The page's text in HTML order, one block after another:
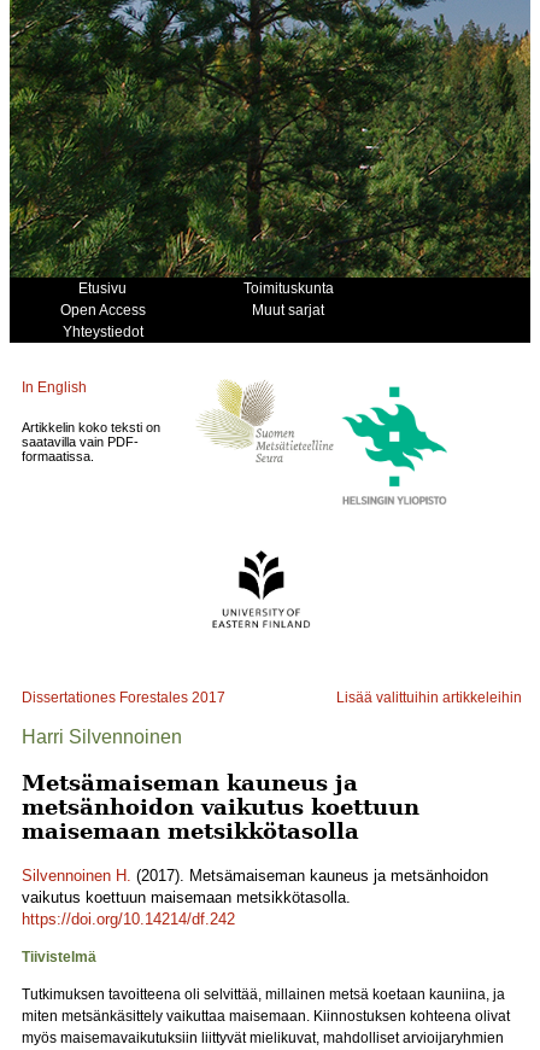
Etusivu
Toimituskunta
Open Access
Muut sarjat
Yhteystiedot
In English
Artikkelin koko teksti on
saatavilla vain PDF-
formaatissa.
Dissertationes Forestales 2017 Lisää valittuihin artikkeleihin
Harri Silvennoinen
Metsämaiseman kauneus ja
metsänhoidon vaikutus koettuun
maisemaan metsikkötasolla
Silvennoinen H. (2017). Metsämaiseman kauneus ja metsänhoidon
vaikutus koettuun maisemaan metsikkötasolla.
https://doi.org/10.14214/df.242
Tiivistelmä
Tutkimuksen tavoitteena oli selvittää, millainen metsä koetaan kauniina, ja
miten metsänkäsittely vaikuttaa maisemaan. Kiinnostuksen kohteena olivat
myös maisemavaikutuksiin liittyvät mielikuvat, mahdolliset arvioijaryhmien